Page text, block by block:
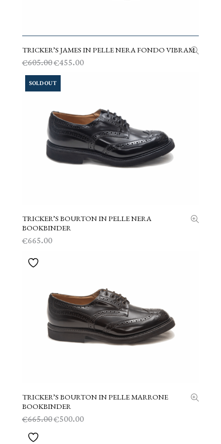
SCEGLI
TRICKER’S JAMES IN PELLE NERA FONDO VIBRAM
€605.00Il
prezzo
originale
era:
€455.00Il
€455.00.
SOLD OUT
SCEGLI
TRICKER’S BOURTON IN PELLE NERA
BOOKBINDER
€665.00
SCEGLI
TRICKER’S BOURTON IN PELLE MARRONE
BOOKBINDER
€665.00Il
€500.00Il